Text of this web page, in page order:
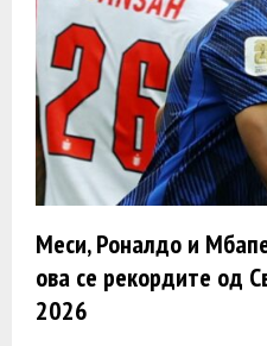
Меси, Роналдо и
ова се рекордите од
2026